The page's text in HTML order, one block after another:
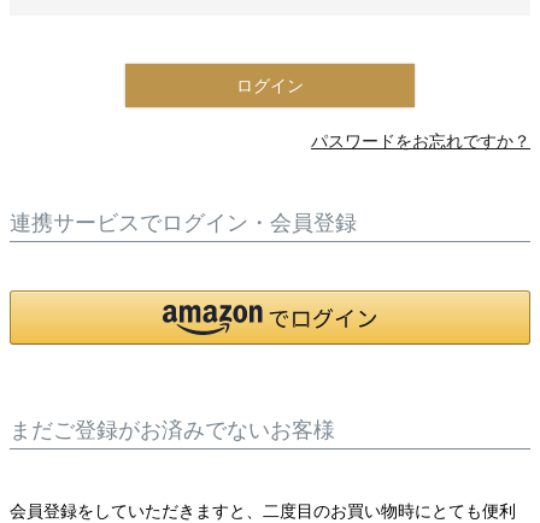
ログイン
パスワードをお忘れですか？
連携サービスでログイン・会員登録
まだご登録がお済みでないお客様
会員登録をしていただきますと、二度目のお買い物時にとても便利